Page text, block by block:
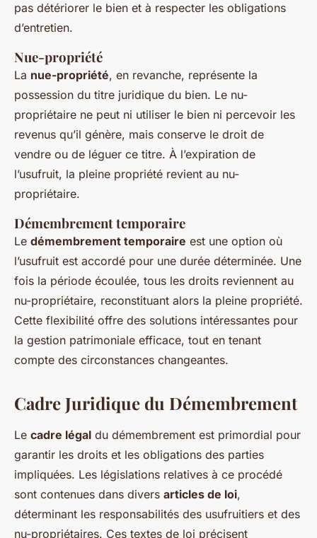
pas détériorer le bien et à respecter les obligations
d’entretien.
Nue-propriété
La nue-propriété, en revanche, représente la
possession du titre juridique du bien. Le nu-
propriétaire ne peut ni utiliser le bien ni percevoir les
revenus qu’il génère, mais conserve le droit de
vendre ou de léguer ce titre. À l’expiration de
l’usufruit, la pleine propriété revient au nu-
propriétaire.
Démembrement temporaire
Le démembrement temporaire est une option où
l’usufruit est accordé pour une durée déterminée. Une
fois la période écoulée, tous les droits reviennent au
nu-propriétaire, reconstituant alors la pleine propriété.
Cette flexibilité offre des solutions intéressantes pour
la gestion patrimoniale efficace, tout en tenant
compte des circonstances changeantes.
Cadre Juridique du Démembrement
Le cadre légal du démembrement est primordial pour
garantir les droits et les obligations des parties
impliquées. Les législations relatives à ce procédé
sont contenues dans divers articles de loi,
déterminant les responsabilités des usufruitiers et des
nu-propriétaires. Ces textes de loi précisent